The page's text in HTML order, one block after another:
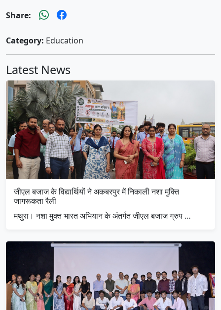
Share:
Category: Education
Latest News
जीएल बजाज के विद्यार्थियों ने अकबरपुर में निकाली नशा मुक्ति
जागरूकता रैली
मथुरा। नशा मुक्त भारत अभियान के अंतर्गत जीएल बजाज ग्रुप …